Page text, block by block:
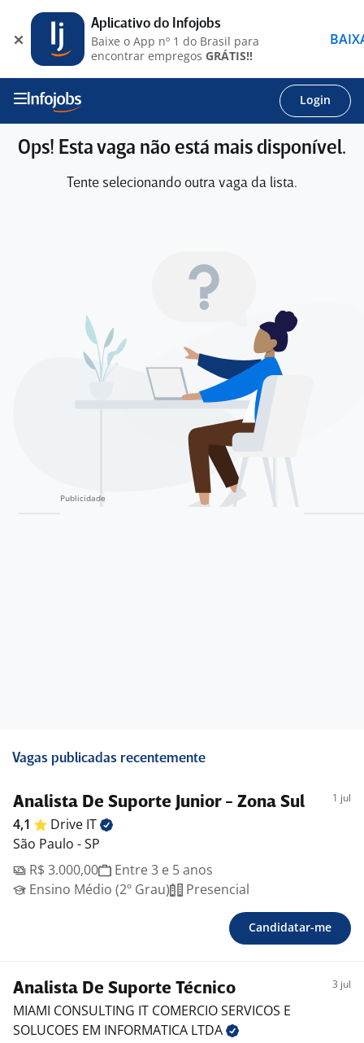
Login
Ops! Esta vaga não está mais disponível.
Tente selecionando outra vaga da lista.
Vagas publicadas recentemente
Analista De Suporte Junior - Zona Sul 1 jul
4,1 Drive IT
São Paulo - SP
R$ 3.000,00
Entre 3 e 5 anos
Ensino Médio (2º Grau)
Presencial
Candidatar-me
Analista De Suporte Técnico 3 jul
MIAMI CONSULTING IT COMERCIO SERVICOS E
SOLUCOES EM INFORMATICA LTDA
Aplicativo do Infojobs
Baixe o App nº 1 do Brasil para
encontrar empregos GRÁTIS!!